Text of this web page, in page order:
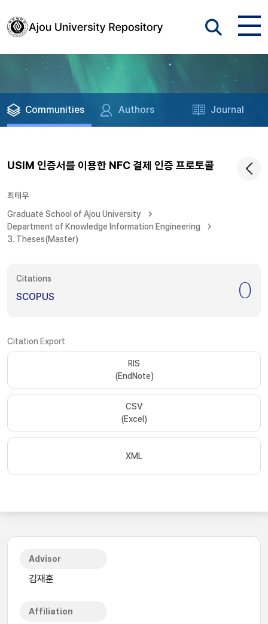
Communities Authors Journal
USIM 인증서를 이용한 NFC 결제 인증 프로토콜
최태우
Graduate School of Ajou University
Department of Knowledge Information Engineering
3. Theses(Master)
Citations
SCOPUS 0
Citation Export
RIS
(EndNote)
CSV
(Excel)
XML
Advisor
김재훈
Affiliation